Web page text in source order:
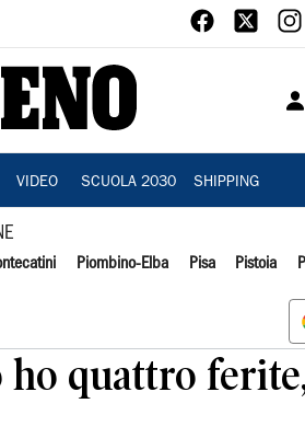
VIDEO SCUOLA 2030 SHIPPING
Piombino-Elba Pisa Pistoia
quattro